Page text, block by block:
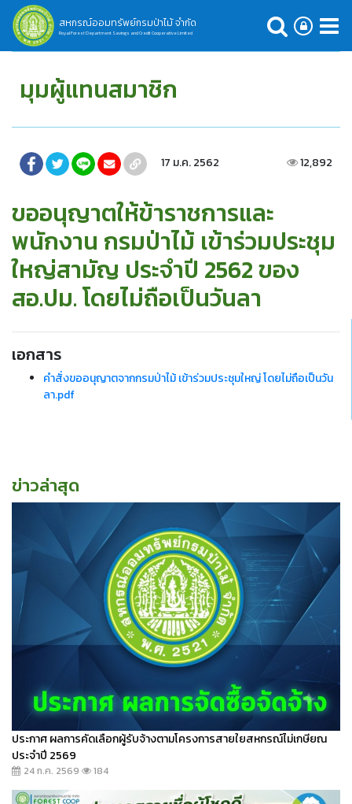
สหกรณ์ออมทรัพย์กรมป่าไม้ จำกัด
Royal Forest Department Savings and Credit Cooperative Limited
มุมผู้แทนสมาชิก
17 ม.ค. 2562 12,892
ขออนุญาตให้ข้าราชการและ
พนักงาน กรมป่าไม้ เข้าร่วมประชุม
ใหญ่สามัญ ประจำปี 2562 ของ
สอ.ปม. โดยไม่ถือเป็นวันลา
เอกสาร
คำสั่งขออนุญาตจากกรมป่าไม้ เข้าร่วมประชุมใหญ่ โดยไม่ถือเป็นวัน
ลา.pdf
ข่าวล่าสุด
ประกาศ ผลการคัดเลือกผู้รับจ้างตามโครงการสายใยสหกรณ์ไม่เกษียณ
ประจำปี 2569
24 ก.ค. 2569 184